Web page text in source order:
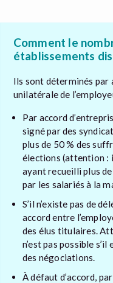
Comment le
établissements
Ils sont déterminés par
unilatérale de
Par accord
signé par des
plus de 50 % des
élections (attention :
ayant recueilli plus
par les salariés à la
S’il n’existe pas de
accord entre
des élus titulaires.
n’est pas possible s’il
des négociations.
À défaut d’accord,